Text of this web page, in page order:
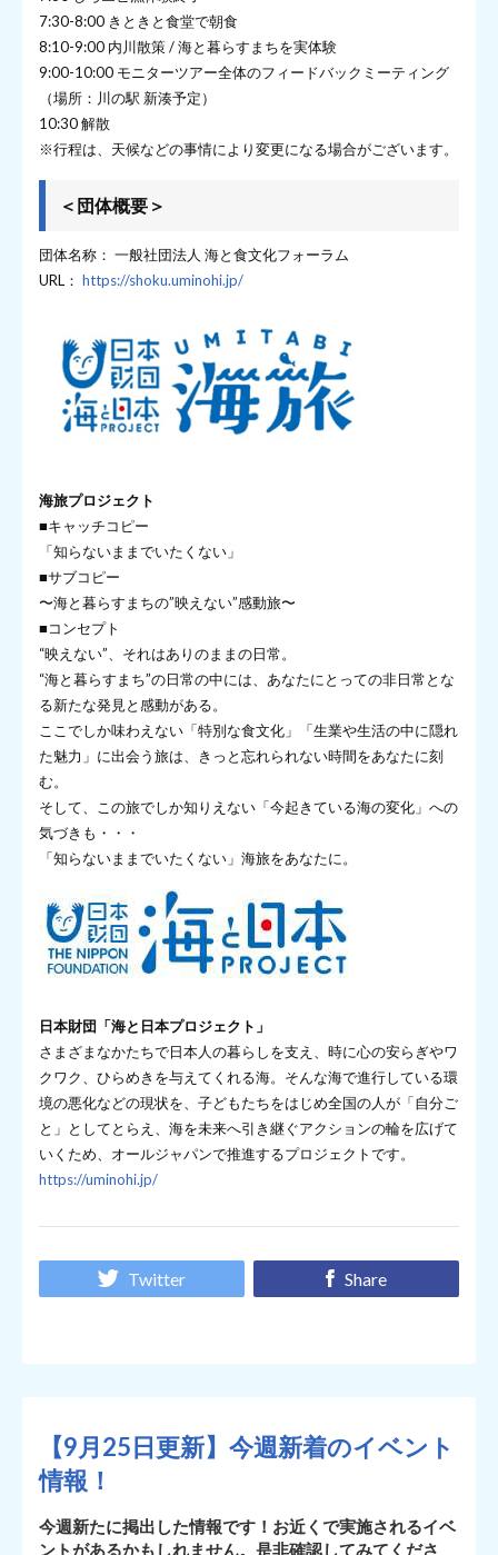
7:30-8:00 きときと食堂で朝食
8:10-9:00 内川散策 / 海と暮らすまちを実体験
9:00-10:00 モニターツアー全体のフィードバックミーティング
（場所：川の駅 新湊予定）
10:30 解散
※行程は、天候などの事情により変更になる場合がございます。
＜団体概要＞
団体名称： 一般社団法人 海と食文化フォーラム
URL： https://shoku.uminohi.jp/
海旅プロジェクト
■キャッチコピー
「知らないままでいたくない」
■サブコピー
〜海と暮らすまちの”映えない”感動旅〜
■コンセプト
“映えない”、それはありのままの日常。
“海と暮らすまち”の日常の中には、あなたにとっての非日常とな
る新たな発見と感動がある。
ここでしか味わえない「特別な食文化」「生業や生活の中に隠れ
た魅力」に出会う旅は、きっと忘れられない時間をあなたに刻
む。
そして、この旅でしか知りえない「今起きている海の変化」への
気づきも・・・
「知らないままでいたくない」海旅をあなたに。
日本財団「海と日本プロジェクト」
さまざまなかたちで日本人の暮らしを支え、時に心の安らぎやワ
クワク、ひらめきを与えてくれる海。そんな海で進行している環
境の悪化などの現状を、子どもたちをはじめ全国の人が「自分ご
と」としてとらえ、海を未来へ引き継ぐアクションの輪を広げて
いくため、オールジャパンで推進するプロジェクトです。
https://uminohi.jp/
Twitter Share
【9月25日更新】今週新着のイベント
情報！
今週新たに掲出した情報です！お近くで実施されるイベ
ントがあるかもしれません。是非確認してみてくださ